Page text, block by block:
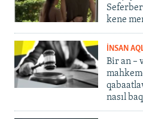
kene
İNSAN
Bir an –
nasıl